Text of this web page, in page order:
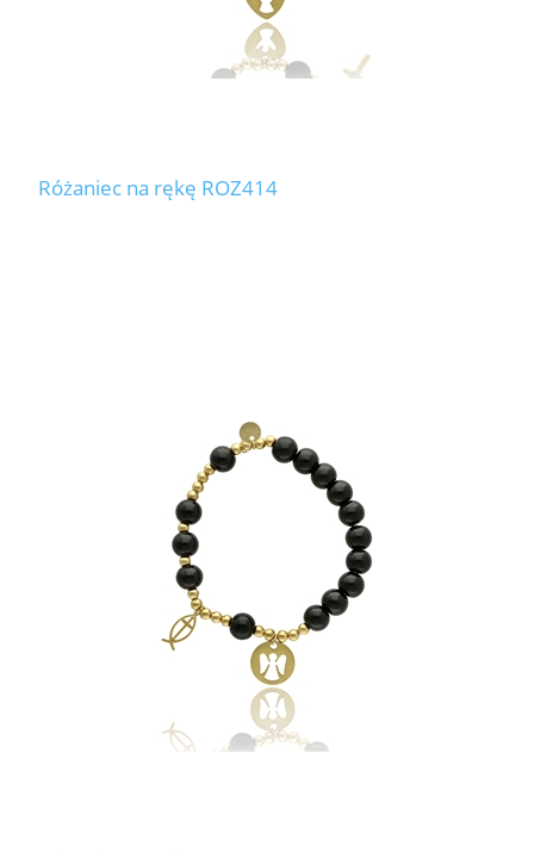
Różaniec na rękę ROZ414